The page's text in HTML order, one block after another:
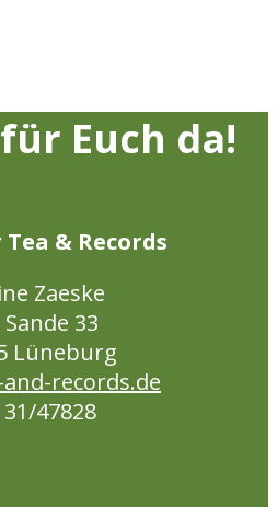
Euch da!
& Records
Zaeske
33
Lüneburg
records.de
47828